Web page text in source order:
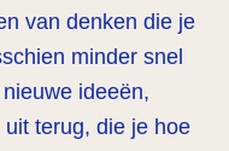
van denken die je
minder snel
ideeën,
terug, die je hoe